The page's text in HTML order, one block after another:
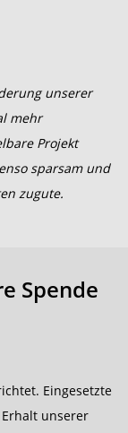
unserer
mehr
Projekt
sparsam und
zugute.
Spende
Eingesetzte
unserer